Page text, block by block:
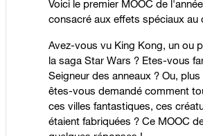
Voici le premier MOOC de
consacré aux effets spéciaux au
Avez-vous vu King Kong, un ou
la saga Star Wars ? Etes-vous
Seigneur des anneaux ? Ou,
êtes-vous demandé comment
ces villes fantastiques, ces
étaient fabriquées ? Ce MOOC